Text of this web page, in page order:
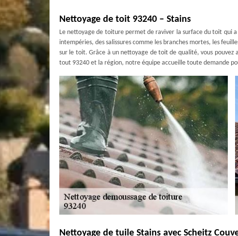
Nettoyage de toit 93240 – Stains
Le nettoyage de toiture permet de raviver la surface du toit qui
intempéries, des salissures comme les branches mortes, les
sur le toit. Grâce à un nettoyage de toit de qualité, vous
tout 93240 et la région, notre équipe accueille toute demande
Nettoyage de tuile Stains avec Scheitz